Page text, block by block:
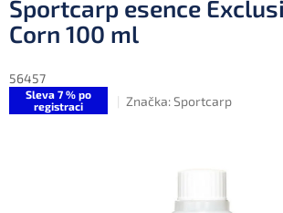
Sportcarp esence
Corn 100 ml
56457
Sleva 7 % po
registraci
Značka:Sportcarp